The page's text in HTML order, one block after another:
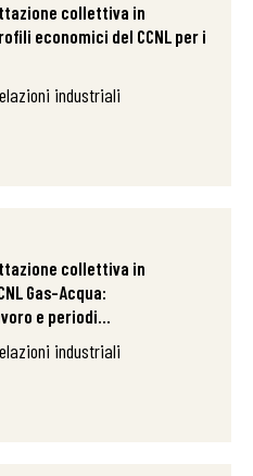
collettiva in
economici del CCNL per i
industriali
collettiva in
Gas-Acqua:
e periodi...
industriali